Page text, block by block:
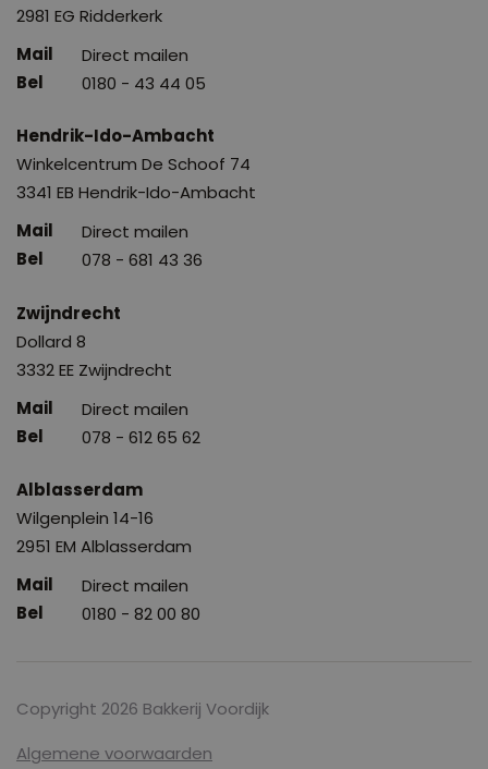
2981 EG Ridderkerk
Direct mailen
0180 - 43 44 05
Hendrik-Ido-Ambacht
Winkelcentrum De Schoof 74
3341 EB Hendrik-Ido-Ambacht
Direct mailen
078 - 681 43 36
Zwijndrecht
Dollard 8
3332 EE Zwijndrecht
Direct mailen
078 - 612 65 62
Alblasserdam
Wilgenplein 14-16
2951 EM Alblasserdam
Direct mailen
0180 - 82 00 80
Copyright 2026 Bakkerij Voordijk
Algemene voorwaarden